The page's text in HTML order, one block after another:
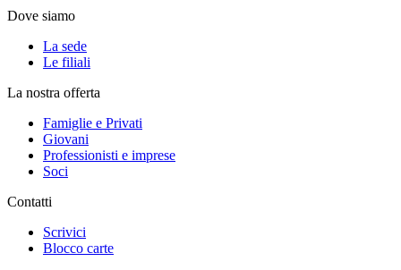
Dove siamo
La sede
Le filiali
La nostra offerta
Famiglie e Privati
Giovani
Professionisti e imprese
Soci
Contatti
Scrivici
Blocco carte